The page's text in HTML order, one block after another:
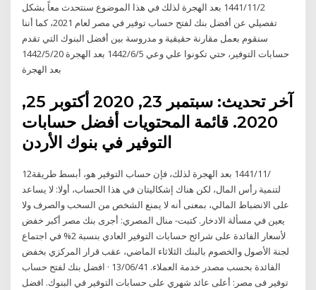
2‏‏/11‏‏/1441 بعد الهجرة لذلك في هذا الموضوع سنتحدث معاً بشكل
تفصيلي عن أفضل بنك لفتح حساب توفير في مصر لعام 2021، كما أننا
سنقوم بعمل مقارنة حقيقية و مدروسة بين أفضل البنوك التي تقدم
حسابات التوفير، حتي تكونوا علي وعي 5‏‏/6‏‏/1442 بعد الهجرة 20‏‏/5‏‏/1442
بعد الهجرة
آخر تحديث: سبتمبر 23, 2020 أكتوبر 25,
2020. قائمة المحتويات أفضل حسابات
التوفير في بنوك الأردن
12‏‏/11‏‏/1441 بعد الهجرة لذلك، فإن حساب التوفير هو، أبسط طريقة
لتنمية رأس المال، لكن هناك إشكاليتان في هذا الحساب، أولا: لا يساعد
على الانضباط المالي، بمعنى أنه لا يمنع الشخص من السحب والصرف ولا
يعين في مسألة الادخار. كتبت- منال المصري: أجرى بنك مصر أكبر خفض
لأسعار الفائدة على شرائح حسابات التوفير العادي بنسبة 2% في اجتماع
لجنة الأصول والخصوم بالبنك الثلاثاء الماضي، عقب قرار المركزي بخفض
الفائدة بحسب مصدر خدمة العملاء. 13/06/41 · افضل بنك لفتح حساب
توفير فى مصر: أعلى عائد شهري على حسابات التوفير في البنوك. افضل